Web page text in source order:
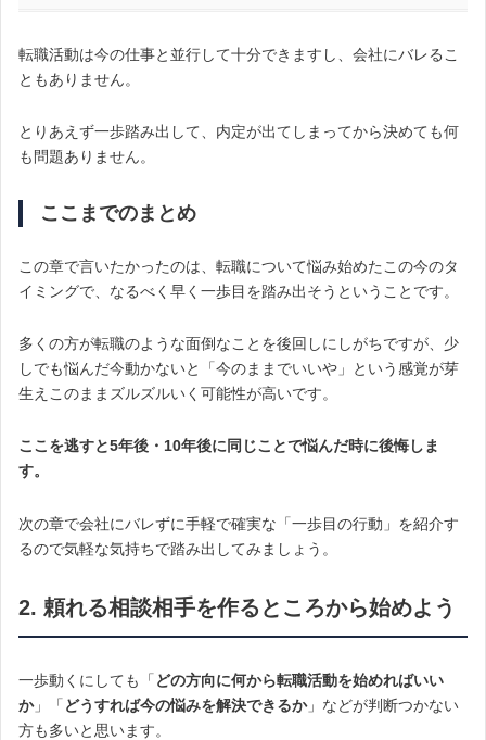
転職活動は今の仕事と並行して十分できますし、会社にバレるこ
ともありません。
とりあえず一歩踏み出して、内定が出てしまってから決めても何
も問題ありません。
ここまでのまとめ
この章で言いたかったのは、転職について悩み始めたこの今のタ
イミングで、なるべく早く一歩目を踏み出そうということです。
多くの方が転職のような面倒なことを後回しにしがちですが、少
しでも悩んだ今動かないと「今のままでいいや」という感覚が芽
生えこのままズルズルいく可能性が高いです。
ここを逃すと5年後・10年後に同じことで悩んだ時に後悔しま
す。
次の章で会社にバレずに手軽で確実な「一歩目の行動」を紹介す
るので気軽な気持ちで踏み出してみましょう。
2. 頼れる相談相手を作るところから始めよう
一歩動くにしても「どの方向に何から転職活動を始めればいい
か」「どうすれば今の悩みを解決できるか」などが判断つかない
方も多いと思います。